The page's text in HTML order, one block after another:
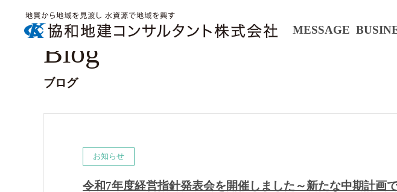
MESSAGE
Blog
ブログ
お知らせ
令和7年度経営指針発表会を開催しました～新たな中期計画